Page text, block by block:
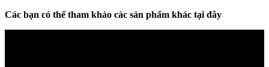
Các bạn có thể tham khảo các sản phẩm khác tại đây